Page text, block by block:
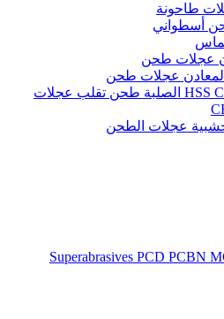
طاحونة
أسطواني
عجلات طحن
عجلات طحن
أداة HSS Carbide الصلبة طحن تقلب عجلات
عجلات الطحن
Superabrasives PCD PCBN